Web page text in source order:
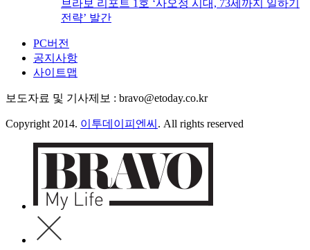
브라보 리포트 1호 ‘사오정 시대, 73세까지 일하기
전략’ 발간
PC버전
공지사항
사이트맵
보도자료 및 기사제보 : bravo@etoday.co.kr
Copyright 2014. 이투데이피엔씨 . All rights reserved